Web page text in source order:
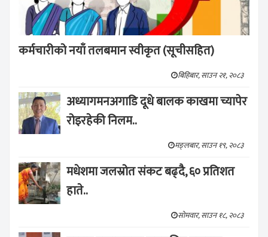
कर्मचारीको नयाँ तलबमान स्वीकृत (सूचीसहित)
बिहिबार, साउन २१, २०८३
अध्यागमनअगाडि दूधे बालक काखमा च्यापेर
रोइरहेकी निलम..
मङ्लबार, साउन १९, २०८३
मधेशमा जलस्रोत संकट बढ्दै, ६० प्रतिशत
हाते..
सोमवार, साउन १८, २०८३